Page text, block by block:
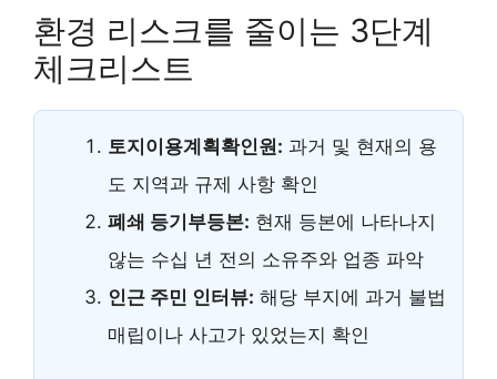
환경 리스크를 줄이는 3단계
체크리스트
토지이용계획확인원: 과거 및 현재의 용
도 지역과 규제 사항 확인
폐쇄 등기부등본: 현재 등본에 나타나지
않는 수십 년 전의 소유주와 업종 파악
인근 주민 인터뷰: 해당 부지에 과거 불법
매립이나 사고가 있었는지 확인